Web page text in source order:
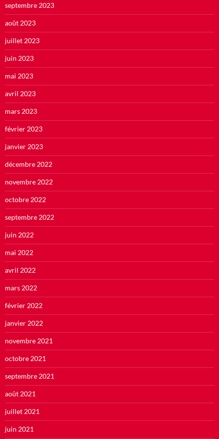
septembre 2023
août 2023
juillet 2023
juin 2023
mai 2023
avril 2023
mars 2023
février 2023
janvier 2023
décembre 2022
novembre 2022
octobre 2022
septembre 2022
juin 2022
mai 2022
avril 2022
mars 2022
février 2022
janvier 2022
novembre 2021
octobre 2021
septembre 2021
août 2021
juillet 2021
juin 2021